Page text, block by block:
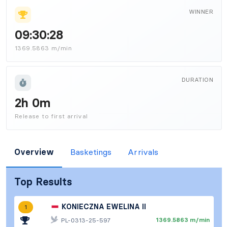
WINNER
09:30:28
1369.5863 m/min
DURATION
2h 0m
Release to first arrival
Overview Basketings Arrivals
Top Results
1 KONIECZNA EWELINA II
PL-0313-25-597
1369.5863 m/min